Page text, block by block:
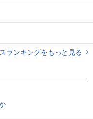
ランキングをもっと見る